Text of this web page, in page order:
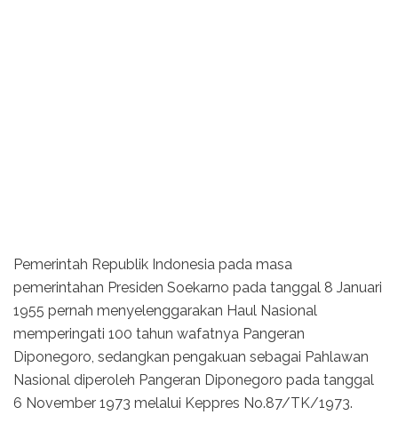
Pemerintah Republik Indonesia pada masa
pemerintahan Presiden Soekarno pada tanggal 8 Januari
1955 pernah menyelenggarakan Haul Nasional
memperingati 100 tahun wafatnya Pangeran
Diponegoro, sedangkan pengakuan sebagai Pahlawan
Nasional diperoleh Pangeran Diponegoro pada tanggal
6 November 1973 melalui Keppres No.87/TK/1973.